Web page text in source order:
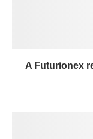
A Futurionex